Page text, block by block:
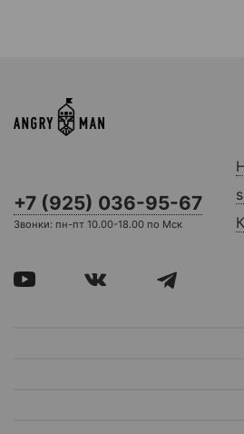
+7 (925) 036-95-67
Звонки: пн-пт 10.00-18.00 по Мск